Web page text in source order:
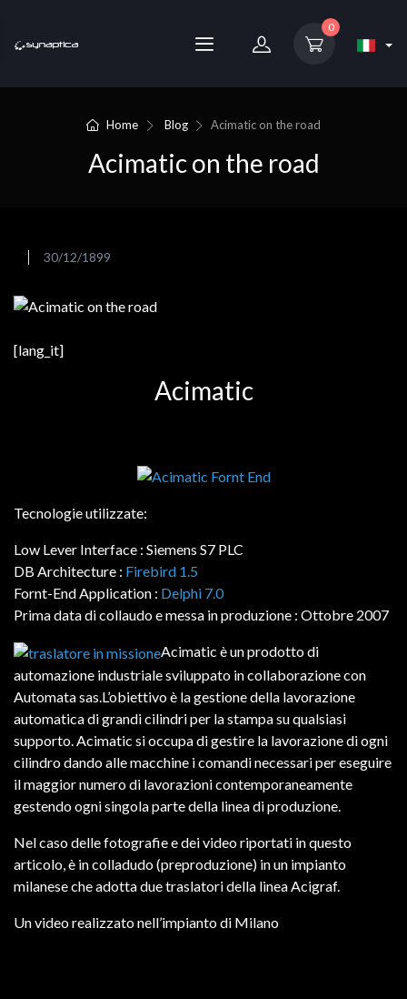
0
Home Blog Acimatic on the road
Acimatic on the road
30/12/1899
[lang_it]
Acimatic
Tecnologie utilizzate:
Low Lever Interface : Siemens S7 PLC
DB Architecture : Firebird 1.5
Fornt-End Application : Delphi 7.0
Prima data di collaudo e messa in produzione : Ottobre 2007
Acimatic è un prodotto di
automazione industriale sviluppato in collaborazione con
Automata sas.L’obiettivo è la gestione della lavorazione
automatica di grandi cilindri per la stampa su qualsiasi
supporto. Acimatic si occupa di gestire la lavorazione di ogni
cilindro dando alle macchine i comandi necessari per eseguire
il maggior numero di lavorazioni contemporaneamente
gestendo ogni singola parte della linea di produzione.
Nel caso delle fotografie e dei video riportati in questo
articolo, è in colladudo (preproduzione) in un impianto
milanese che adotta due traslatori della linea Acigraf.
Un video realizzato nell’impianto di Milano